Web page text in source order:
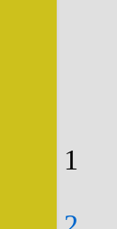
1